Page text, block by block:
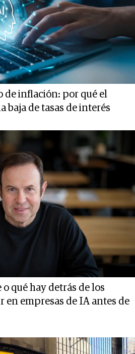
de inflación: por qué el
baja de tasas de interés
qué hay detrás de los
empresas de IA antes de